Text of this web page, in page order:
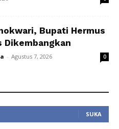
Bupati Hermus
Dikembangkan
- Agustus 7, 2026 0
SUKA